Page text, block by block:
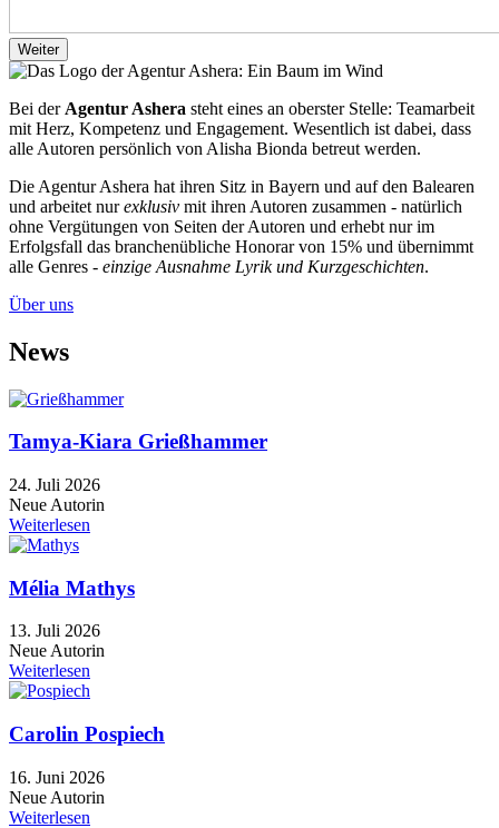
Weiter
Bei der Agentur Ashera steht eines an oberster Stelle: Teamarbeit
mit Herz, Kompetenz und Engagement. Wesentlich ist dabei, dass
alle Autoren persönlich von Alisha Bionda betreut werden.
Die Agentur Ashera hat ihren Sitz in Bayern und auf den Balearen
und arbeitet nurexklusiv mit ihren Autoren zusammen - natürlich
ohne Vergütungen von Seiten der Autoren und erhebt nur im
Erfolgsfall das branchenübliche Honorar von 15% und übernimmt
alle Genres - einzige Ausnahme Lyrik und Kurzgeschichten.
Über uns
News
Tamya-Kiara Grießhammer
24. Juli 2026
Neue Autorin
Weiterlesen
Mélia Mathys
13. Juli 2026
Neue Autorin
Weiterlesen
Carolin Pospiech
16. Juni 2026
Neue Autorin
Weiterlesen